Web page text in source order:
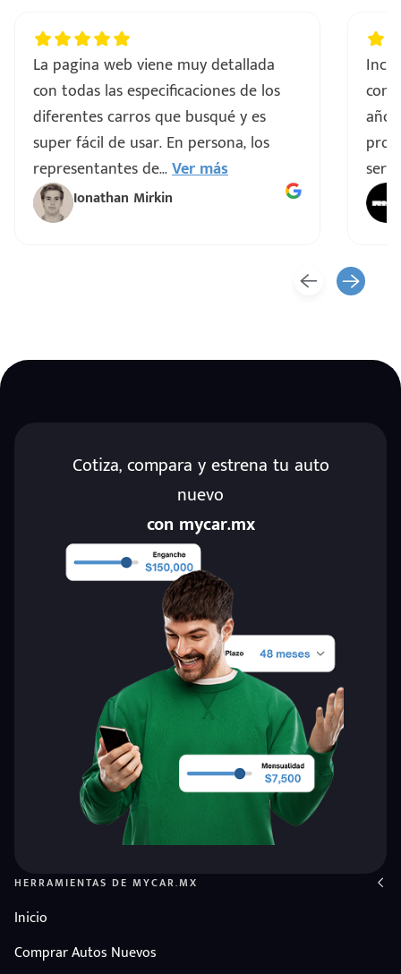
La pagina web viene muy detallada
con todas las especificaciones de los
diferentes carros que busqué y es
super fácil de usar. En persona, los
representantes de...Ver más
Ionathan Mirkin
Cotiza, compara y estrena tu auto
nuevo
con mycar.mx
HERRAMIENTAS DE MYCAR.MX
Inicio
Comprar Autos Nuevos